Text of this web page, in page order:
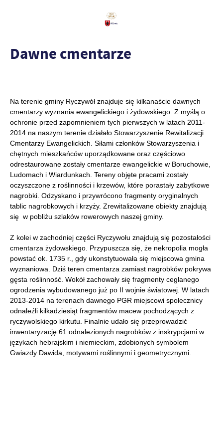
Dawne cmentarze
Na terenie gminy Ryczywół znajduje się kilkanaście dawnych
cmentarzy wyznania ewangelickiego i żydowskiego. Z myślą o
ochronie przed zapomnieniem tych pierwszych w latach 2011-
2014 na naszym terenie działało Stowarzyszenie Rewitalizacji
Cmentarzy Ewangelickich. Siłami członków Stowarzyszenia i
chętnych mieszkańców uporządkowane oraz częściowo
odrestaurowane zostały cmentarze ewangelickie w Boruchowie,
Ludomach i Wiardunkach. Tereny objęte pracami zostały
oczyszczone z roślinności i krzewów, które porastały zabytkowe
nagrobki. Odzyskano i przywrócono fragmenty oryginalnych
tablic nagrobkowych i krzyży. Zrewitalizowane obiekty znajdują
się w pobliżu szlaków rowerowych naszej gminy.
Z kolei w zachodniej części Ryczywołu znajdują się pozostałości
cmentarza żydowskiego. Przypuszcza się, że nekropolia mogła
powstać ok. 1735 r., gdy ukonstytuowała się miejscowa gmina
wyznaniowa. Dziś teren cmentarza zamiast nagrobków pokrywa
gęsta roślinność. Wokół zachowały się fragmenty ceglanego
ogrodzenia wybudowanego już po II wojnie światowej. W latach
2013-2014 na terenach dawnego PGR miejscowi społecznicy
odnaleźli kilkadziesiąt fragmentów macew pochodzących z
ryczywolskiego kirkutu. Finalnie udało się przeprowadzić
inwentaryzację 61 odnalezionych nagrobków z inskrypcjami w
językach hebrajskim i niemieckim, zdobionych symbolem
Gwiazdy Dawida, motywami roślinnymi i geometrycznymi.